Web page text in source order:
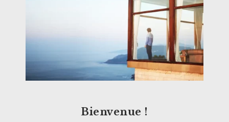
Bienvenue !